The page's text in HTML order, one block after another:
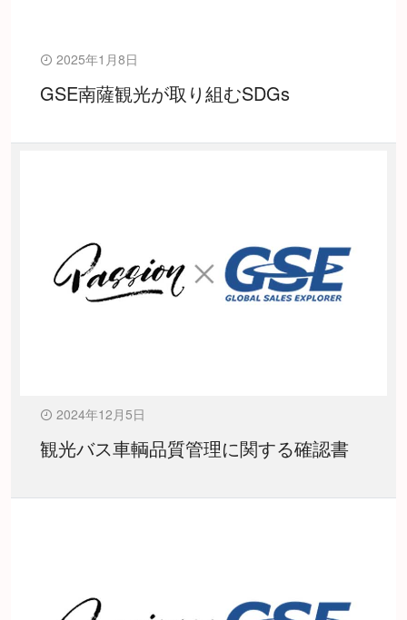
2025年1月8日
GSE南薩観光が取り組むSDGs
2024年12月5日
観光バス車輌品質管理に関する確認書